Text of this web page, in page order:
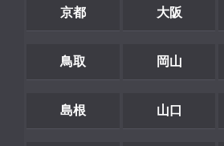
京都 大阪
鳥取 岡山
島根 山口